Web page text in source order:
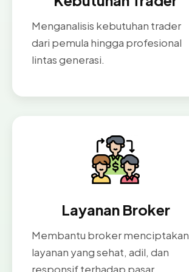
Menganalisis kebutuhan trader
dari pemula hingga profesional
lintas generasi.
Layanan Broker
Membantu broker menciptakan
layanan yang sehat, adil, dan
responsif terhadap pasar.